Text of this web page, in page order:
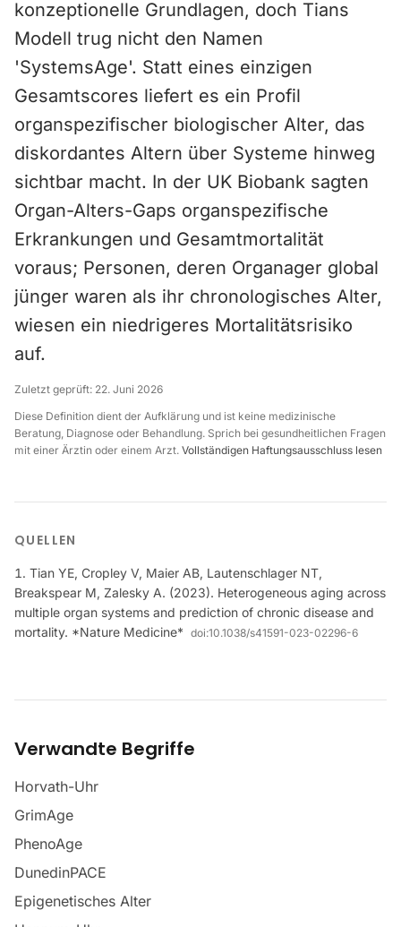
konzeptionelle Grundlagen, doch Tians
Modell trug nicht den Namen
'SystemsAge'. Statt eines einzigen
Gesamtscores liefert es ein Profil
organspezifischer biologischer Alter, das
diskordantes Altern über Systeme hinweg
sichtbar macht. In der UK Biobank sagten
Organ-Alters-Gaps organspezifische
Erkrankungen und Gesamtmortalität
voraus; Personen, deren Organager global
jünger waren als ihr chronologisches Alter,
wiesen ein niedrigeres Mortalitätsrisiko
auf.
Zuletzt geprüft: 22. Juni 2026
Diese Definition dient der Aufklärung und ist keine medizinische
Beratung, Diagnose oder Behandlung. Sprich bei gesundheitlichen Fragen
mit einer Ärztin oder einem Arzt. Vollständigen Haftungsausschluss lesen
QUELLEN
Tian YE, Cropley V, Maier AB, Lautenschlager NT,
Breakspear M, Zalesky A. (2023). Heterogeneous aging across
multiple organ systems and prediction of chronic disease and
mortality. *Nature Medicine* doi:10.1038/s41591-023-02296-6
Verwandte Begriffe
Horvath-Uhr
GrimAge
PhenoAge
DunedinPACE
Epigenetisches Alter